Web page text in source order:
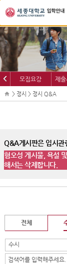
세
종
대
학
교
입
학
정
보
이
전
모집요강 제출
> 정시 > 정시 Q&A
Q&A게시판은 입시관
혐오성 게시물, 욕설
해서는 삭제합니다.
전체
수시